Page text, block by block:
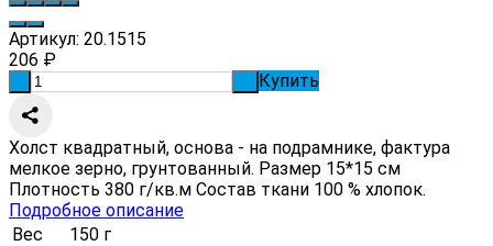
Артикул: 20.1515
206 ₽
Купить
Холст квадратный, основа - на подрамнике, фактура
мелкое зерно, грунтованный. Размер 15*15 см
Плотность 380 г/кв.м Состав ткани 100 % хлопок.
Подробное описание
Вес
150 г